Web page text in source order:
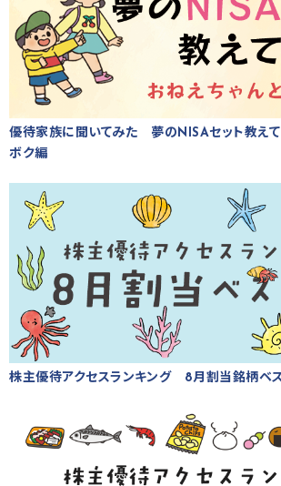
優待家族に聞いてみた 夢のNISAセット教え
ボク編
株主優待アクセスランキング 8月割当銘柄ベ